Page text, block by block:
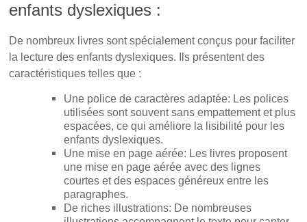
enfants dyslexiques :
De nombreux livres sont spécialement conçus pour faciliter
la lecture des enfants dyslexiques. Ils présentent des
caractéristiques telles que :
Une police de caractères adaptée: Les polices
utilisées sont souvent sans empattement et plus
espacées, ce qui améliore la lisibilité pour les
enfants dyslexiques.
Une mise en page aérée: Les livres proposent
une mise en page aérée avec des lignes
courtes et des espaces généreux entre les
paragraphes.
De riches illustrations: De nombreuses